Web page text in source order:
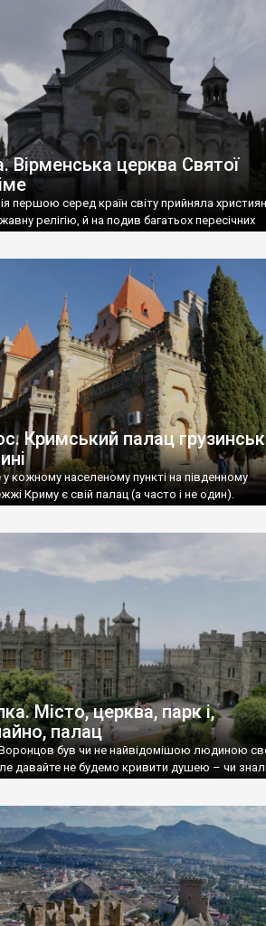
«повстяками» (postaki)…” “Вино. Крим
відмінне вино і його вдосталь: воно все
і дуже […]
Вірменська церква Святої
першою серед країн світу прийняла
релігію, й на подив багатьох пересічних
Кримський палац
кожному населеному пункті на південному
Криму є свій палац (а часто і не один).
Місто, церква, парк і,
палац
був чи не найвідомішою людиною
давайте не будемо кривити душею – чи